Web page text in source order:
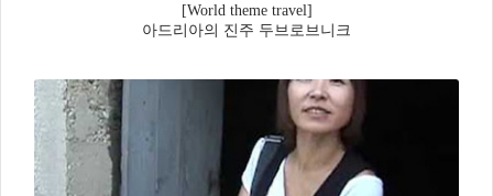
[World theme travel]
아드리아의 진주 두브로브니크